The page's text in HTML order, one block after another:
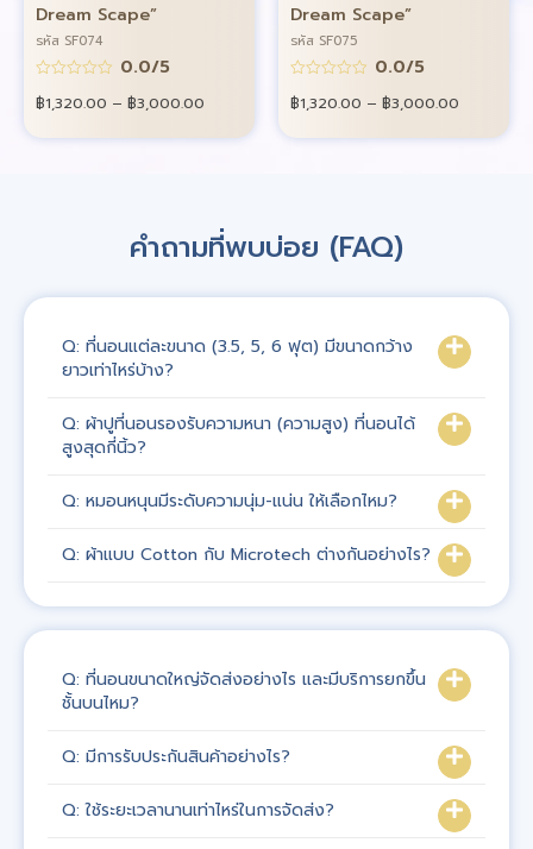
Dream Scape”
รหัส SF074
0.0/5
฿1,320.00 – ฿3,000.00
Dream Scape”
รหัส SF075
0.0/5
฿1,320.00 – ฿3,000.00
คำถามที่พบบ่อย (FAQ)
Q: ที่นอนแต่ละขนาด (3.5, 5, 6 ฟุต) มีขนาดกว้าง
ยาวเท่าไหร่บ้าง?
Q: ผ้าปูที่นอนรองรับความหนา (ความสูง) ที่นอนได้
สูงสุดกี่นิ้ว?
Q: หมอนหนุนมีระดับความนุ่ม-แน่น ให้เลือกไหม?
Q: ผ้าแบบ Cotton กับ Microtech ต่างกันอย่างไร?
Q: ที่นอนขนาดใหญ่จัดส่งอย่างไร และมีบริการยกขึ้น
ชั้นบนไหม?
Q: มีการรับประกันสินค้าอย่างไร?
Q: ใช้ระยะเวลานานเท่าไหร่ในการจัดส่ง?